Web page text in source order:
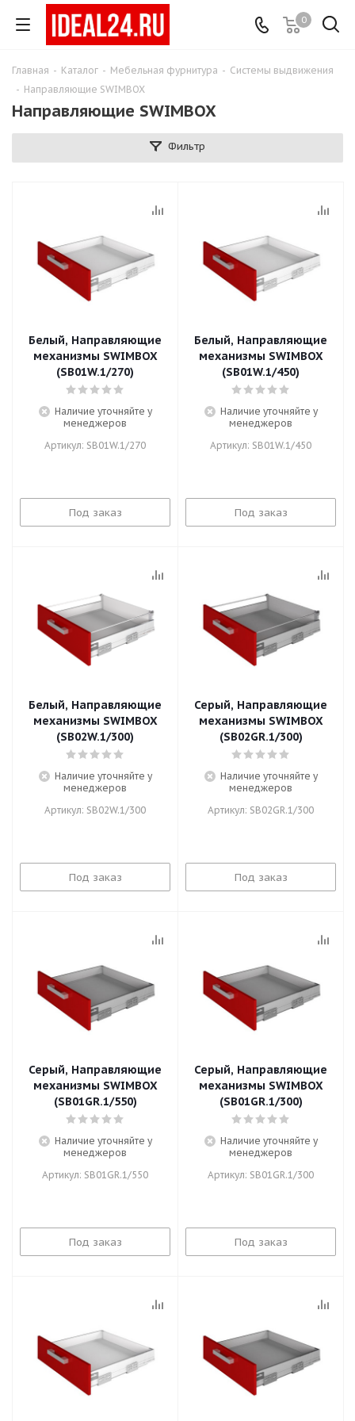
0
Главная - Каталог - Мебельная фурнитура - Системы выдвижения
- Направляющие SWIMBOX
Направляющие SWIMBOX
Фильтр
Белый, Направляющие
механизмы SWIMBOX
(SB01W.1/270)
Наличие уточняйте у
менеджеров
Артикул: SB01W.1/270
Под заказ
Белый, Направляющие
механизмы SWIMBOX
(SB01W.1/450)
Наличие уточняйте у
менеджеров
Артикул: SB01W.1/450
Под заказ
Белый, Направляющие
механизмы SWIMBOX
(SB02W.1/300)
Наличие уточняйте у
менеджеров
Артикул: SB02W.1/300
Под заказ
Серый, Направляющие
механизмы SWIMBOX
(SB02GR.1/300)
Наличие уточняйте у
менеджеров
Артикул: SB02GR.1/300
Под заказ
Серый, Направляющие
механизмы SWIMBOX
(SB01GR.1/550)
Наличие уточняйте у
менеджеров
Артикул: SB01GR.1/550
Под заказ
Серый, Направляющие
механизмы SWIMBOX
(SB01GR.1/300)
Наличие уточняйте у
менеджеров
Артикул: SB01GR.1/300
Под заказ